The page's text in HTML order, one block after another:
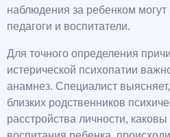
наблюдения за ребенком
педагоги и воспитатели.
Для точного определения
истерической психопатии
анамнез. Специалист
близких родственников
расстройства личности,